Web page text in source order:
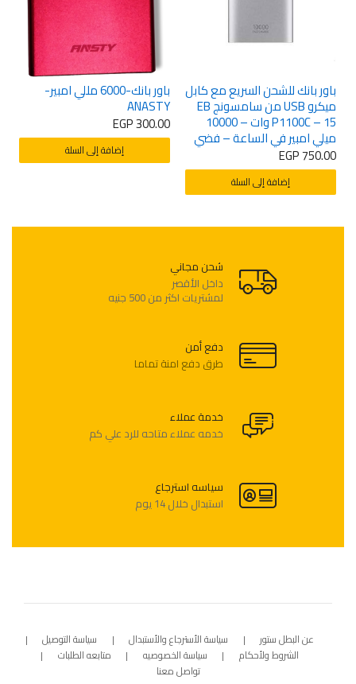
باور بانك للشحن السريع مع كابل
ميكرو USB من سامسونج EB
P1100C – 15 وات – 10000
ميلي امبير في الساعة – فضي
EGP750.00
إضافة إلى السلة
باور بانك-6000 مللي امبير-
ANASTY
EGP300.00
إضافة إلى السلة
شحن مجاني
لمشتريات اكثر من 500 جنيه
دفع أمن
طرق دفع امنة تماما
خدمة عملاء
خدمه عملاء متاحه للرد علي كم
سياسه استرجاع
استبدال خلال 14 يوم
عن البطل ستور سياسة الأسترجاع والأستبدال
سياسة التوصيل
الشروط ولأحكام
سياسة الخصوصيه
متابعه الطلبات
تواصل معنا